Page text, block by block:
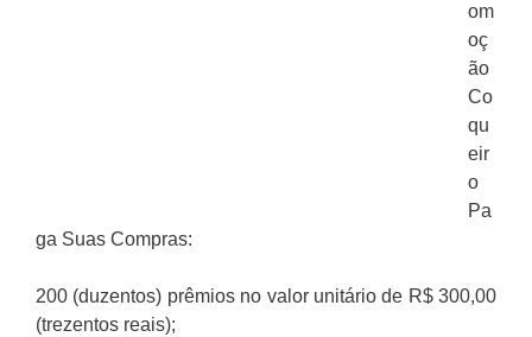
om
oç
ão
Co
qu
eir
o
Pa
ga Suas Compras:
200 (duzentos) prêmios no valor unitário de R$ 300,00
(trezentos reais);